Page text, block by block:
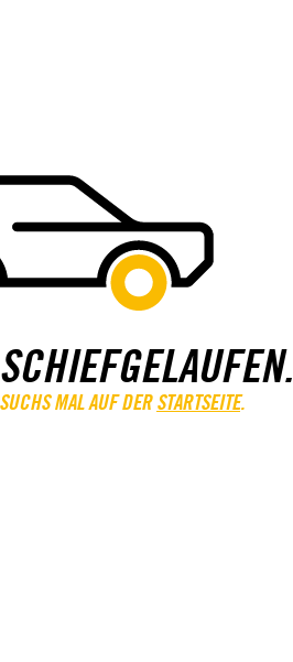
MAL AUF DER STARTSEITE.